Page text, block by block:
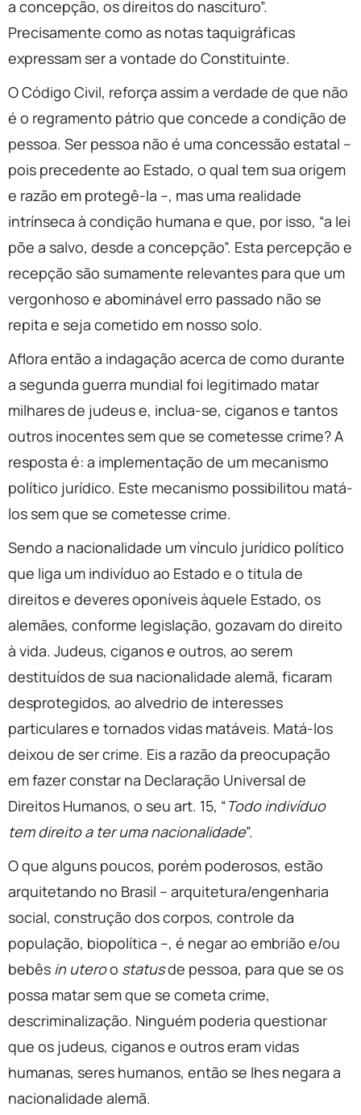
a concepção, os direitos do nascituro”.
Precisamente como as notas taquigráficas
expressam ser a vontade do Constituinte.
O Código Civil, reforça assim a verdade de que não
é o regramento pátrio que concede a condição de
pessoa. Ser pessoa não é uma concessão estatal –
pois precedente ao Estado, o qual tem sua origem
e razão em protegê-la –, mas uma realidade
intrínseca à condição humana e que, por isso, “a lei
põe a salvo, desde a concepção”. Esta percepção e
recepção são sumamente relevantes para que um
vergonhoso e abominável erro passado não se
repita e seja cometido em nosso solo.
Aflora então a indagação acerca de como durante
a segunda guerra mundial foi legitimado matar
milhares de judeus e, inclua-se, ciganos e tantos
outros inocentes sem que se cometesse crime? A
resposta é: a implementação de um mecanismo
político jurídico. Este mecanismo possibilitou matá-
los sem que se cometesse crime.
Sendo a nacionalidade um vínculo jurídico político
que liga um indivíduo ao Estado e o titula de
direitos e deveres oponíveis àquele Estado, os
alemães, conforme legislação, gozavam do direito
à vida. Judeus, ciganos e outros, ao serem
destituídos de sua nacionalidade alemã, ficaram
desprotegidos, ao alvedrio de interesses
particulares e tornados vidas matáveis. Matá-los
deixou de ser crime. Eis a razão da preocupação
em fazer constar na Declaração Universal de
Direitos Humanos, o seu art. 15, “Todo indivíduo
tem direito a ter uma nacionalidade”.
O que alguns poucos, porém poderosos, estão
arquitetando no Brasil – arquitetura/engenharia
social, construção dos corpos, controle da
população, biopolítica –, é negar ao embrião e/ou
bebês in uteroo statusde pessoa, para que se os
possa matar sem que se cometa crime,
descriminalização. Ninguém poderia questionar
que os judeus, ciganos e outros eram vidas
humanas, seres humanos, então se lhes negara a
nacionalidade alemã.